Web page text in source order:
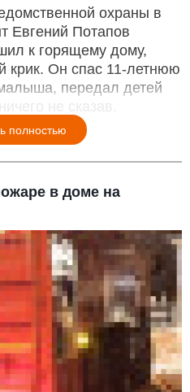
охраны в
Евгений Потапов
к горящему дому,
крик. Он спас 11-летнюю
передал детей
не сказав.
полностью
в доме на